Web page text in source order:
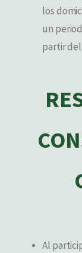
los
un
partir del
Al